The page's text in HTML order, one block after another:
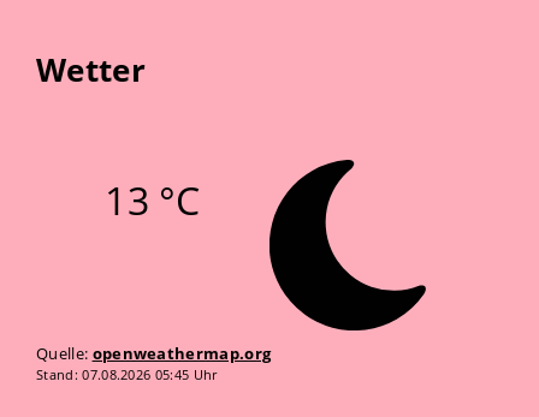
Wetter
13 °C
Quelle: openweathermap.org
Stand: 07.08.2026 05:45 Uhr